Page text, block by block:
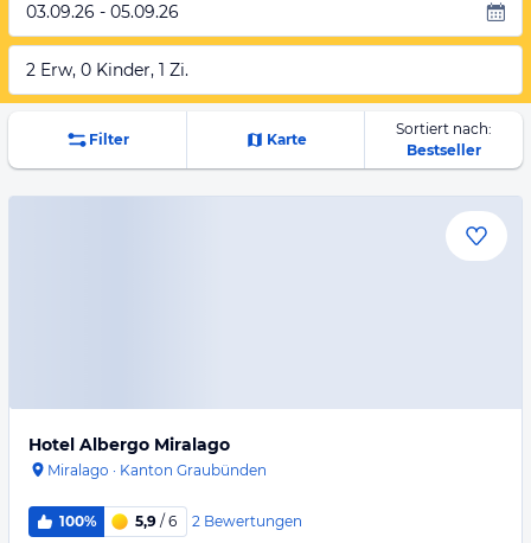
03.09.26 - 05.09.26
2 Erw, 0 Kinder, 1 Zi.
Filter Karte
Sortiert nach:
Bestseller
Hotel Albergo Miralago
Miralago · Kanton Graubünden
100% 5,9 / 6 2 Bewertungen